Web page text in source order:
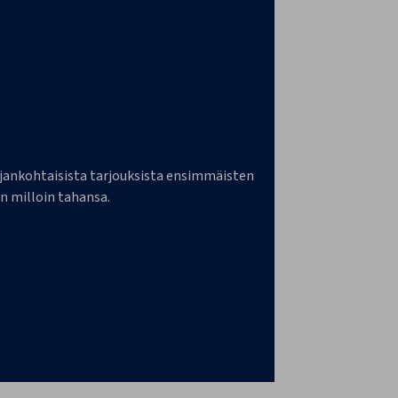
tarjouksista ensimmäisten
milloin tahansa.